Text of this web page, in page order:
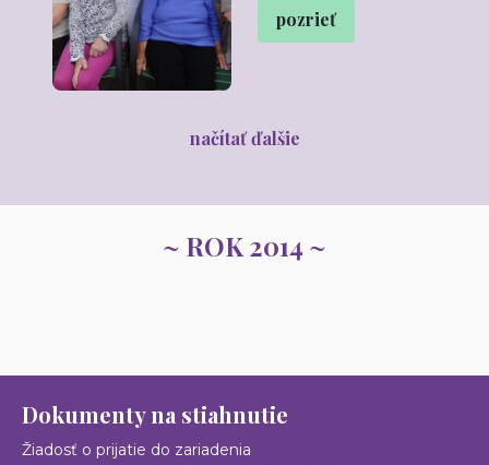
pozrieť
načítať ďalšie
~ ROK 2014 ~
Dokumenty na stiahnutie
Žiadosť o prijatie do zariadenia